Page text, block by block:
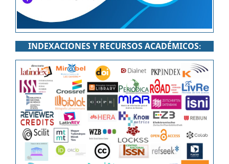
INDEXACIONES Y RECURSOS ACADÉMICOS: